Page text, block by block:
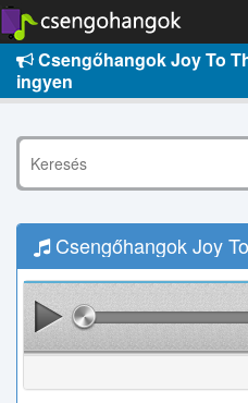
Csengőhangok Joy To
ingyen
Csengőhangok Joy To The